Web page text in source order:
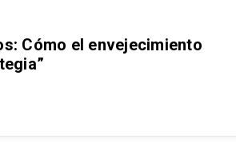
Cómo el envejecimiento